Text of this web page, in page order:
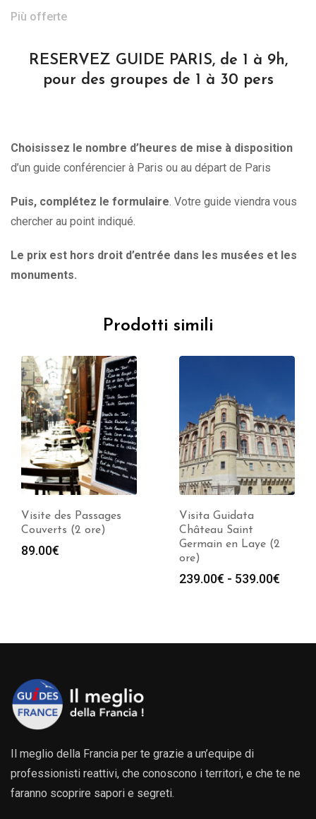
Più offerte
RESERVEZ GUIDE PARIS, de 1 à 9h,
pour des groupes de 1 à 30 pers
Choisissez le nombre d’heures de mise à disposition
d’un guide conférencier à Paris ou au départ de Paris
Puis, complétez le formulaire. Votre guide viendra vous
chercher au point indiqué.
Le prix est hors droit d’entrée dans les musées et les
monuments.
Prodotti simili
Visite des Passages
Couverts (2 ore)
89.00€
Visita Guidata
Château Saint
Germain en Laye (2
ore)
239.00€ - 539.00€
Il meglio della Francia per te grazie a un’equipe di
professionisti reattivi, che conoscono i territori, e che te ne
faranno scoprire sapori e segreti.